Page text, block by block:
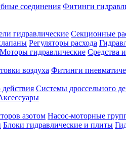
соединения Фитинги
гидравлические Секционные
Регуляторы расхода
Моторы гидравлические Средства
воздуха Фитинги
Системы дроссельного
азотом Насос-моторные
Блоки гидравлические и плиты